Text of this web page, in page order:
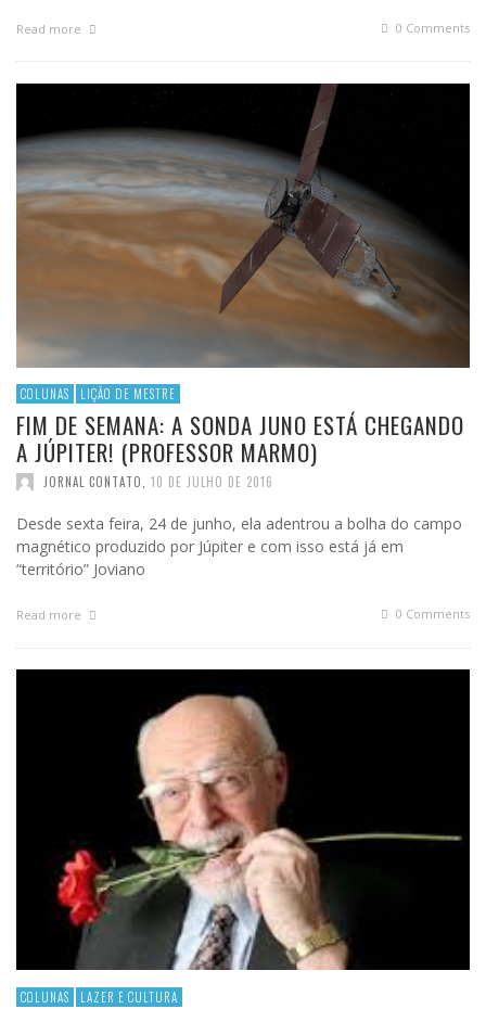
Read more 0 Comments
COLUNAS LIÇÃO DE MESTRE
FIM DE SEMANA: A SONDA JUNO ESTÁ CHEGANDO
A JÚPITER! (PROFESSOR MARMO)
JORNAL CONTATO 10 DE JULHO DE 2016
Desde sexta feira, 24 de junho, ela adentrou a bolha do campo
magnético produzido por Júpiter e com isso está já em
“território” Joviano
Read more 0 Comments
COLUNAS LAZER E CULTURA